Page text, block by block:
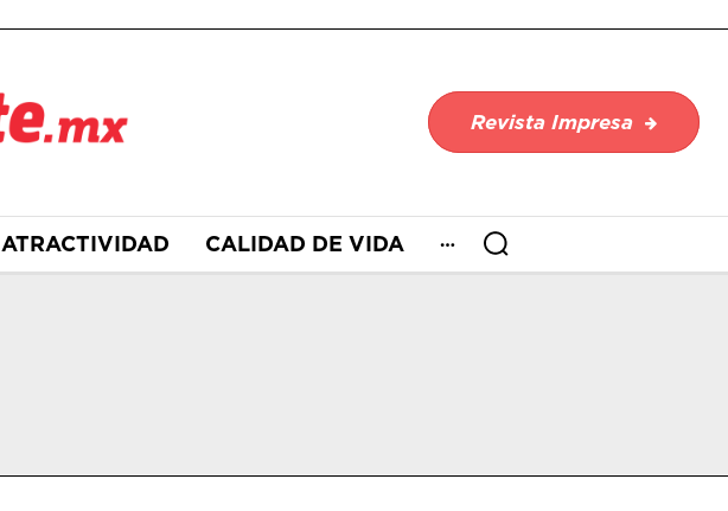
Revista Impresa
ATRACTIVIDAD CALIDAD DE VIDA